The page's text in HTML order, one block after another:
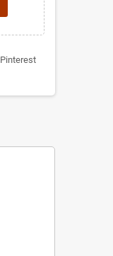
Pinterest